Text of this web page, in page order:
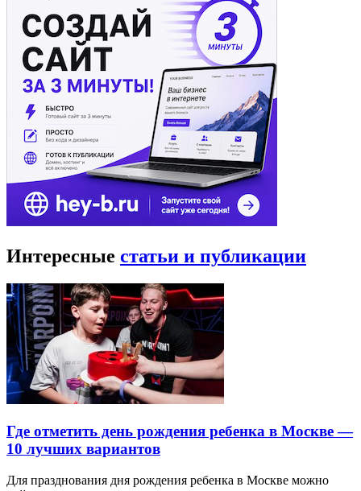
Интересные статьи и публикации
Где отметить день рождения ребенка в Москве —
10 лучших вариантов
Для празднования дня рождения ребенка в Москве можно